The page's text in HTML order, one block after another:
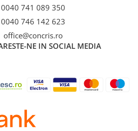
0040 741 089 350
0040 746 142 623
office@concris.ro
NE IN SOCIAL MEDIA